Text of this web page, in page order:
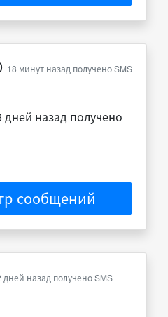
18 минут назад получено SMS
назад получено
сообщений
дней назад получено SMS